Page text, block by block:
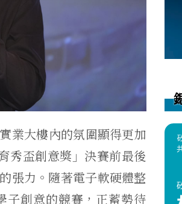
業大樓內的氛圍顯得更加
秀盃創意獎」決賽前最後
張力。 隨著電子軟硬體整
子創意的競賽，正蓄勢待